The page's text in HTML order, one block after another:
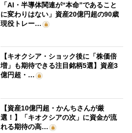
「AI・半導体関連が“本命”であること
に変わりはない」資産20億円超の90歳
現役トレー…
【キオクシア・ショック後に「株価倍
増」も期待できる注目銘柄5選】資産3
億円超・…
【資産10億円超・かんちさんが厳
選！】「キオクシアの次」に資金が流
れる期待の高…